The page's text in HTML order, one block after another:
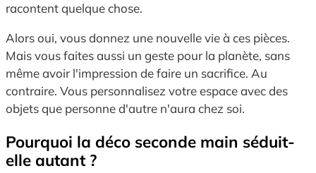
racontent quelque chose.
Alors oui, vous donnez une nouvelle vie à ces pièces.
Mais vous faites aussi un geste pour la planète, sans
même avoir l'impression de faire un sacrifice. Au
contraire. Vous personnalisez votre espace avec des
objets que personne d'autre n'aura chez soi.
Pourquoi la déco seconde main séduit-
elle autant ?